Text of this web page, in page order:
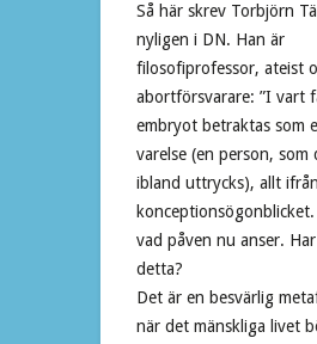
Så här skrev Torbjörn
nyligen i DN. Han är
filosofiprofessor, ateist
abortförsvarare: ”I vart
embryot betraktas som
varelse (en person, som
ibland uttrycks), allt ifrån
vad påven nu anser.
detta?
Det är en besvärlig
när det mänskliga livet